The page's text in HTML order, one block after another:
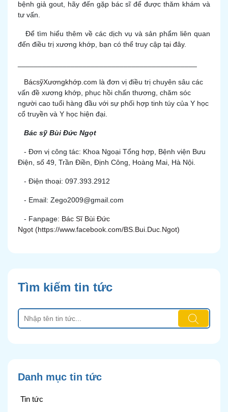
bệnh giả gout, hãy đến gặp bác sĩ để được thăm khám và
tư vấn.
Để tìm hiểu thêm về các dịch vụ và sản phẩm liên quan
đến điều trị xương khớp, bạn có thể truy cập tại đây.
BácsỹXươngkhớp.com là đơn vị điều trị chuyên sâu các
vấn đề xương khớp, phục hồi chấn thương, chăm sóc
người cao tuổi hàng đầu với sự phối hợp tinh túy của Y học
cổ truyền và Y học hiện đại.
Bác sỹ Bùi Đức Ngọt
- Đơn vị công tác: Khoa Ngoại Tổng hợp, Bệnh viện Bưu
Điện, số 49, Trần Điền, Định Công, Hoàng Mai, Hà Nội.
- Điện thoại: 097.393.2912
- Email: Zego2009@gmail.com
- Fanpage: Bác Sĩ Bùi Đức
Ngọt (https://www.facebook.com/BS.Bui.Duc.Ngot)
Tìm kiếm tin tức
Danh mục tin tức
Tin tức